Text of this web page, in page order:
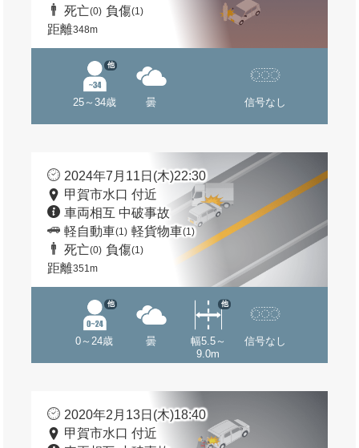
死亡(0) 負傷(1)
距離348m
25～34歳
他
曇 信号なし
2024年7月11日(木)22:30
甲賀市水口 付近
車両相互 中破事故
軽自動車(1) 軽貨物車(1)
死亡(0) 負傷(1)
距離351m
0～24歳
他
曇
幅5.5～
9.0m
他
信号なし
2020年2月13日(木)18:40
甲賀市水口 付近